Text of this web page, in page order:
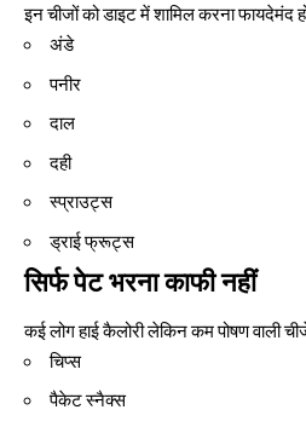
इन चीजों को डाइट में शामिल करना फायदेमंद
अंडे
पनीर
दाल
दही
स्प्राउट्स
ड्राई फ्रूट्स
सिर्फ पेट भरना काफी नहीं
कई लोग हाई कैलोरी लेकिन कम पोषण वाली
चिप्स
पैकेट स्नैक्स